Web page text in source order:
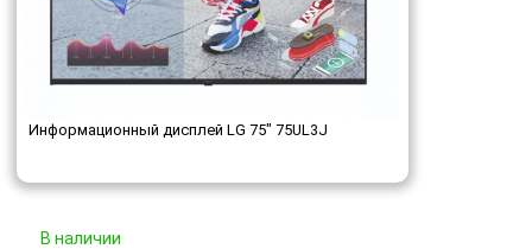
Информационный дисплей LG 75" 75UL3J
В наличии